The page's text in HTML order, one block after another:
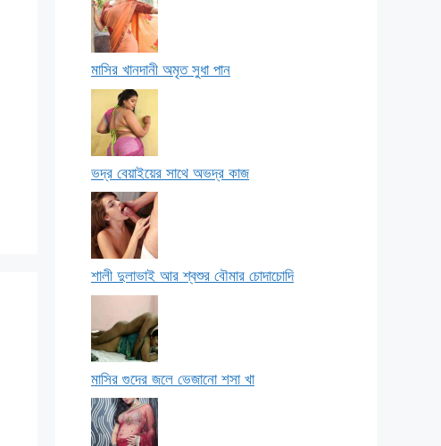
মাসির খানদানী অমৃত সুধা পান
ভদ্র বেয়াইয়ের সাথে অভদ্র কাজ
শালী দুলাভাই আর শ্বশুর বৌমার চোদাচোদি
মাসির গুদের জলে ভেজানো শসা খা